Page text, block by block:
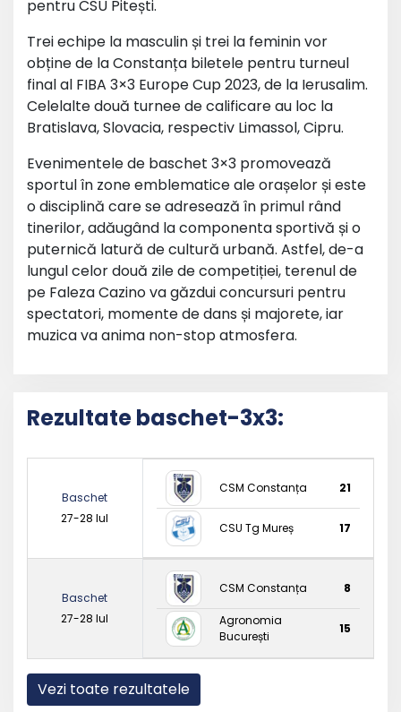
pentru CSU Pitești.
Trei echipe la masculin și trei la feminin vor
obține de la Constanța biletele pentru turneul
final al FIBA 3×3 Europe Cup 2023, de la Ierusalim.
Celelalte două turnee de calificare au loc la
Bratislava, Slovacia, respectiv Limassol, Cipru.
Evenimentele de baschet 3×3 promovează
sportul în zone emblematice ale orașelor și este
o disciplină care se adresează în primul rând
tinerilor, adăugând la componenta sportivă și o
puternică latură de cultură urbană. Astfel, de-a
lungul celor două zile de competiției, terenul de
pe Faleza Cazino va găzdui concursuri pentru
spectatori, momente de dans și majorete, iar
muzica va anima non-stop atmosfera.
Rezultate baschet-3x3:
Baschet
27-28 Iul
CSM Constanța 21
CSU Tg Mureș 17
Baschet
27-28 Iul
CSM Constanța 8
Agronomia
București
15
Vezi toate rezultatele